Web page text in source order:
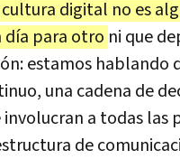
digital no es
día para otro ni que
estamos hablando
una cadena de
involucran a todas las
de